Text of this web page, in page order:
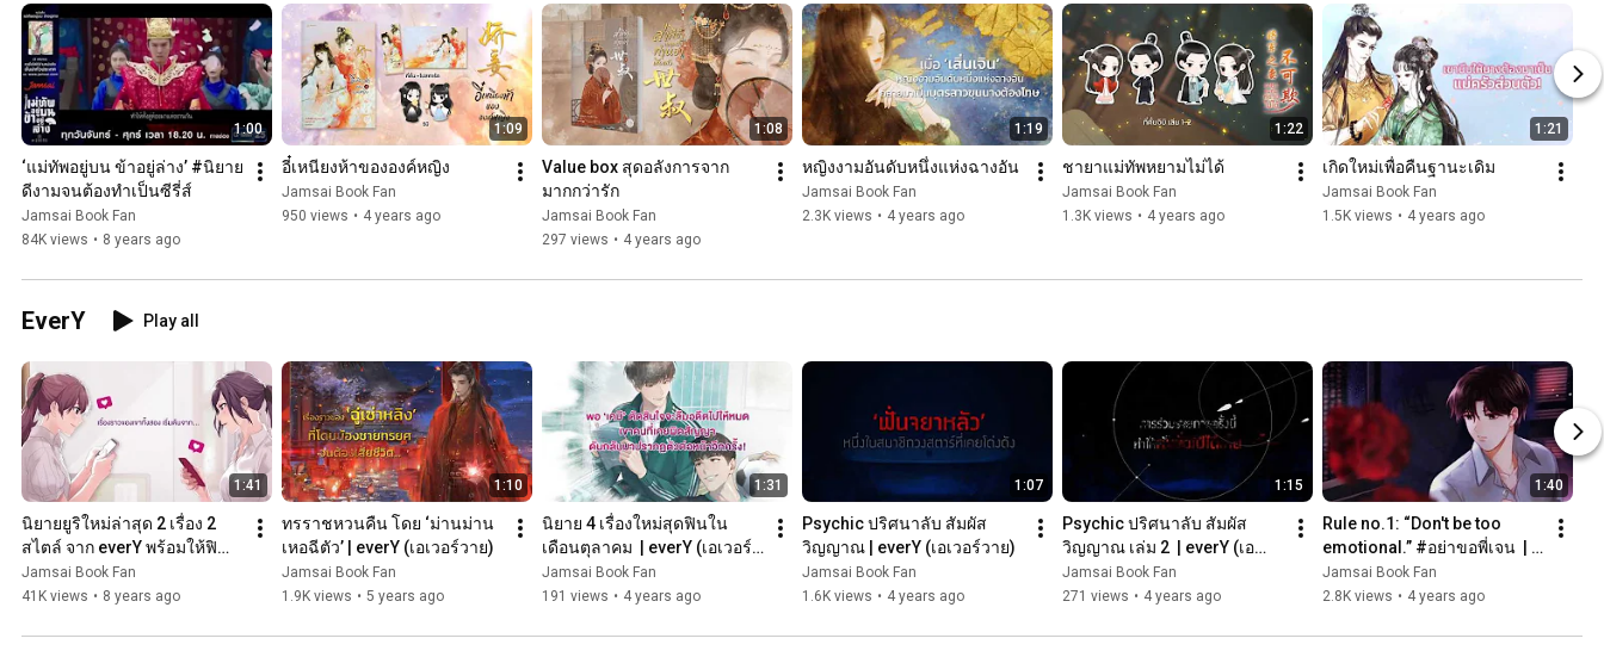
1:00
‘แม่ทัพอยู่บน ข้าอยู่ล่าง’ #นิยาย
ดีงามจนต้องทำเป็นซีรี่ส์
Jamsai Book Fan
84K views • 8 years ago
1:09
อี๋เหนียงห้าขององค์หญิง
Jamsai Book Fan
950 views • 4 years ago
1:08
Value box สุดอลังการจาก
มากกว่ารัก
Jamsai Book Fan
297 views • 4 years ago
1:19
หญิงงามอันดับหนึ่งแห่งฉางอัน
Jamsai Book Fan
2.3K views • 4 years ago
1:22
ชายาแม่ทัพหยามไม่ได้
Jamsai Book Fan
1.3K views • 4 years ago
1:21
เกิดใหม่เพื่อคืนฐานะเดิม
Jamsai Book Fan
1.5K views • 4 years ago
EverY Play all
1:41
นิยายยูริใหม่ล่าสุด 2 เรื่อง 2
สไตล์ จาก everY พร้อมให้ฟิ
นกันแล้ว | everY (เอเวอร์วาย)
Jamsai Book Fan
41K views • 8 years ago
1:10
ทรราชหวนคืน โดย ‘ม่านม่าน
เหอฉีตัว’ | everY (เอเวอร์วาย)
Jamsai Book Fan
1.9K views • 5 years ago
1:31
นิยาย 4 เรื่องใหม่สุดฟินใน
เดือนตุลาคม  | everY (เอเวอร์
วาย)
Jamsai Book Fan
191 views • 4 years ago
1:07
Psychic ปริศนาลับ สัมผัส
วิญญาณ | everY (เอเวอร์วาย)
Jamsai Book Fan
1.6K views • 4 years ago
1:15
Psychic ปริศนาลับ สัมผัส
วิญญาณ เล่ม 2  | everY (เอ
เวอร์วาย)
Jamsai Book Fan
271 views • 4 years ago
1:40
Rule no.1: “Don't be too
emotional.” #อย่าขอพี่เจน  |
everY (เอเวอร์วาย)
Jamsai Book Fan
2.8K views • 4 years ago